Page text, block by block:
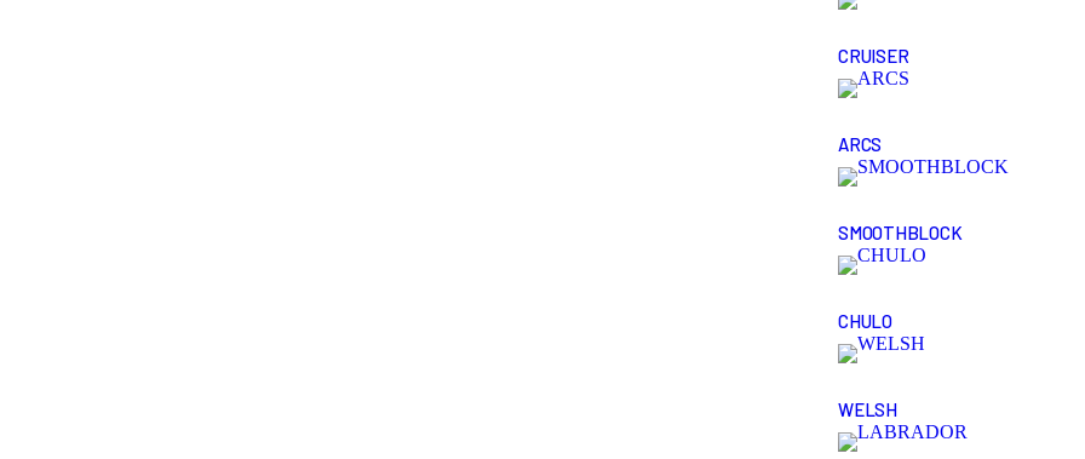
CRUISER
ARCS
SMOOTHBLOCK
CHULO
WELSH